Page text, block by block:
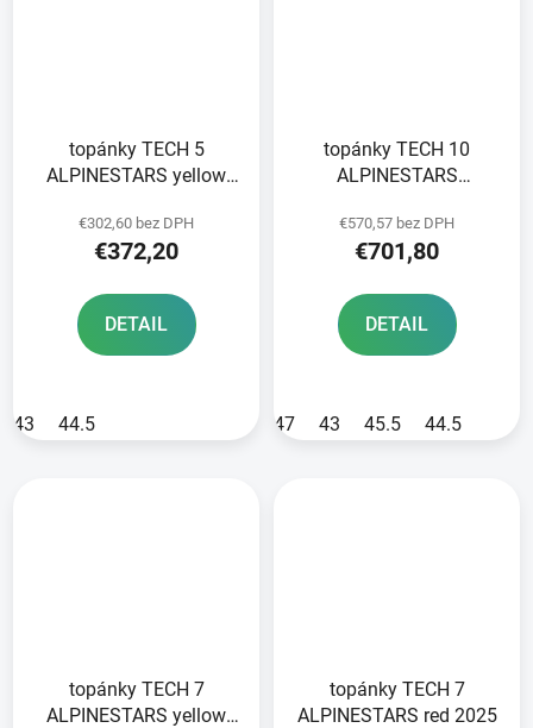
topánky TECH 5
ALPINESTARS yellow
€302,60 bez DPH
€372,20
DETAIL
43 44.5
topánky TECH 10
ALPINESTARS
€570,57 bez DPH
€701,80
DETAIL
47 43 45.5 44.5
topánky TECH 7
ALPINESTARS yellow
topánky TECH 7
ALPINESTARS red 2025